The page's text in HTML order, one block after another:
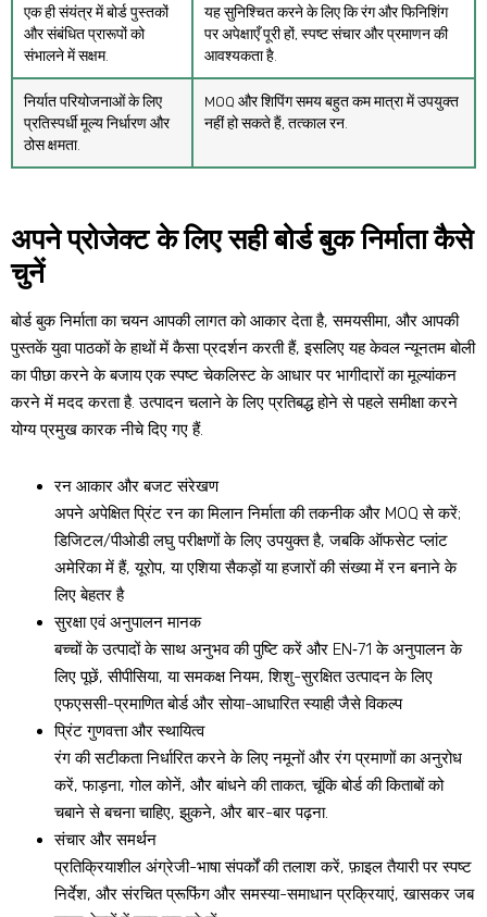
एक ही संयंत्र में बोर्ड पुस्तकों
और संबंधित प्रारूपों को
संभालने में सक्षम.
यह सुनिश्चित करने के लिए कि रंग और फिनिशिंग
पर अपेक्षाएँ पूरी हों, स्पष्ट संचार और प्रमाणन की
आवश्यकता है.
निर्यात परियोजनाओं के लिए
प्रतिस्पर्धी मूल्य निर्धारण और
ठोस क्षमता.
MOQ और शिपिंग समय बहुत कम मात्रा में उपयुक्त
नहीं हो सकते हैं, तत्काल रन.
अपने प्रोजेक्ट के लिए सही बोर्ड बुक निर्माता कैसे
चुनें
बोर्ड बुक निर्माता का चयन आपकी लागत को आकार देता है, समयसीमा, और आपकी
पुस्तकें युवा पाठकों के हाथों में कैसा प्रदर्शन करती हैं, इसलिए यह केवल न्यूनतम बोली
का पीछा करने के बजाय एक स्पष्ट चेकलिस्ट के आधार पर भागीदारों का मूल्यांकन
करने में मदद करता है. उत्पादन चलाने के लिए प्रतिबद्ध होने से पहले समीक्षा करने
योग्य प्रमुख कारक नीचे दिए गए हैं.
रन आकार और बजट संरेखण
अपने अपेक्षित प्रिंट रन का मिलान निर्माता की तकनीक और MOQ से करें;
डिजिटल/पीओडी लघु परीक्षणों के लिए उपयुक्त है, जबकि ऑफसेट प्लांट
अमेरिका में हैं, यूरोप, या एशिया सैकड़ों या हजारों की संख्या में रन बनाने के
लिए बेहतर है
सुरक्षा एवं अनुपालन मानक
बच्चों के उत्पादों के साथ अनुभव की पुष्टि करें और EN‑71 के अनुपालन के
लिए पूछें, सीपीसिया, या समकक्ष नियम, शिशु-सुरक्षित उत्पादन के लिए
एफएससी-प्रमाणित बोर्ड और सोया-आधारित स्याही जैसे विकल्प
प्रिंट गुणवत्ता और स्थायित्व
रंग की सटीकता निर्धारित करने के लिए नमूनों और रंग प्रमाणों का अनुरोध
करें, फाड़ना, गोल कोनें, और बांधने की ताकत, चूंकि बोर्ड की किताबों को
चबाने से बचना चाहिए, झुकने, और बार-बार पढ़ना.​
संचार और समर्थन
प्रतिक्रियाशील अंग्रेजी-भाषा संपर्कों की तलाश करें, फ़ाइल तैयारी पर स्पष्ट
निर्देश, और संरचित प्रूफिंग और समस्या-समाधान प्रक्रियाएं, खासकर जब